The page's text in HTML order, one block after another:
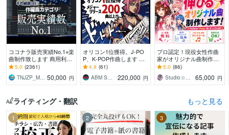
ココナラ販売実績No.1⭐︎楽
曲制作致します 商用利用
OK♫ リピーター多数の楽
曲制作サービスです
5.0 (2361)
50,000 円
オリコン1位獲得。J-PO
P、K-POP作曲します メ
ジャーレーベル同様、完
全プロクオリティで製作
します。
4.9 (61)
220,000 円
プロ認定！現役女性作曲
家がオリジナル曲制作し
ます ☆丸投げOK！☆商
業クオリティ☆作詞・作
曲・編曲まで対応
5.0 (86)
65,000 円
ライティング・翻訳 もっと見る
1 2 3